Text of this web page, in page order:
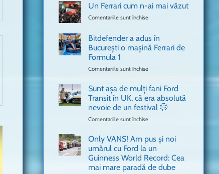
Un Ferrari cum n-ai mai văzut
Comentariile sunt închise
Ferrari
cum
n-
Bitdefender a adus în
București o mașină Ferrari de
Formula 1
Comentariile sunt închise
a
adus
în
București
Ferrari
Formula
1
Sunt așa de mulți fani Ford
Transit în UK, că era absolută
nevoie de un festival 🤭
Comentariile sunt închise
de
mulți
fani
Ford
Only VANS! Am pus și noi
umărul cu Ford la un
Guinness World Record: Cea
mai mare paradă de dube